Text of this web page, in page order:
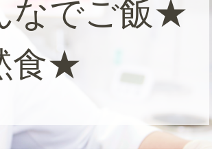
なでご飯★
食★